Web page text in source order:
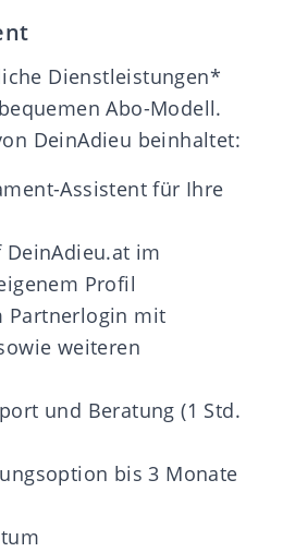
Dienstleistungen*
Abo-Modell.
DeinAdieu beinhaltet:
Assistent für Ihre
DeinAdieu.at im
Profil
Partnerlogin mit
weiteren
und Beratung (1 Std.
bis 3 Monate